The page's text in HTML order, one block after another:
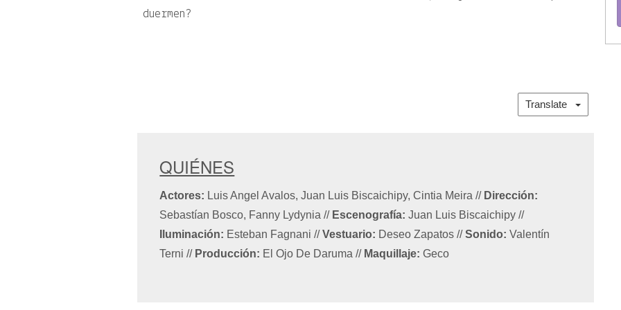
duermen?
Translate
QUIÉNES
Actores: Luis Angel Avalos, Juan Luis Biscaichipy, Cintia Meira// Dirección:
Sebastían Bosco, Fanny Lydynia// Escenografía: Juan Luis Biscaichipy//
Iluminación: Esteban Fagnani// Vestuario: Deseo Zapatos// Sonido: Valentín
Terni// Producción: El Ojo De Daruma// Maquillaje: Geco